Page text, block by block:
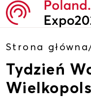
Strona główna
Tydzień